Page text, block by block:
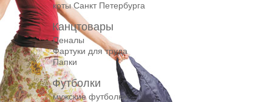
коты Санкт Петербурга
Канцтовары
Пеналы
Фартуки для труда
Папки
Футболки
мужские футболки